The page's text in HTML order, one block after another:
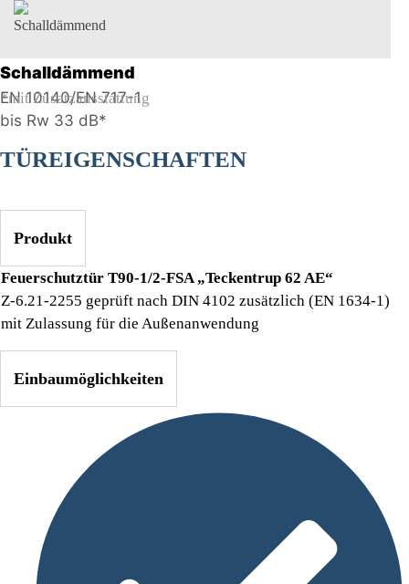
Schalldämmend
EN 10140/EN 717-1
bis Rw 33 dB*
*mit Zusatzausstattung
TÜREIGENSCHAFTEN
Produkt
Feuerschutztür T90-1/2-FSA „Teckentrup 62 AE“
Z-6.21-2255 geprüft nach DIN 4102 zusätzlich (EN 1634-1)
mit Zulassung für die Außenanwendung
Einbaumöglichkeiten